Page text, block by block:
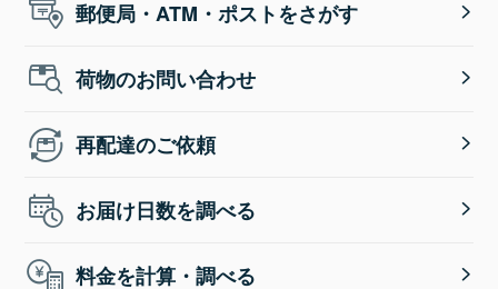
郵便局・ATM・ポストをさがす
荷物のお問い合わせ
再配達のご依頼
お届け日数を調べる
料金を計算・調べる